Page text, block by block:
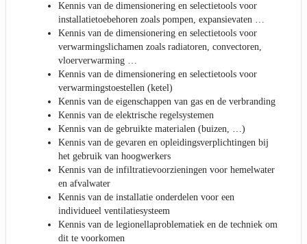
Kennis van de dimensionering en selectietools voor
installatietoebehoren zoals pompen, expansievaten …
Kennis van de dimensionering en selectietools voor
verwarmingslichamen zoals radiatoren, convectoren,
vloerverwarming …
Kennis van de dimensionering en selectietools voor
verwarmingstoestellen (ketel)
Kennis van de eigenschappen van gas en de verbranding
Kennis van de elektrische regelsystemen
Kennis van de gebruikte materialen (buizen, …)
Kennis van de gevaren en opleidingsverplichtingen bij
het gebruik van hoogwerkers
Kennis van de infiltratievoorzieningen voor hemelwater
en afvalwater
Kennis van de installatie onderdelen voor een
individueel ventilatiesysteem
Kennis van de legionellaproblematiek en de techniek om
dit te voorkomen